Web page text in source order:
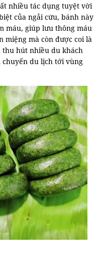
nhiều tác dụng tuyệt vời
của ngải cứu, bánh này
máu, giúp lưu thông máu
miệng mà còn được coi là
thu hút nhiều du khách
chuyến du lịch tới vùng